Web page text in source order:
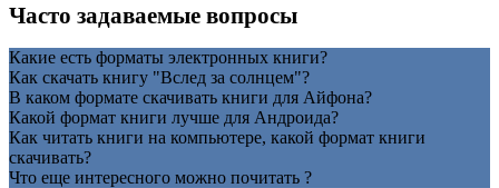
Часто задаваемые вопросы
Какие есть форматы электронных книги?
Как скачать книгу "Вслед за солнцем"?
В каком формате скачивать книги для Айфона?
Какой формат книги лучше для Андроида?
Как читать книги на компьютере, какой формат книги
скачивать?
Что еще интересного можно почитать ?